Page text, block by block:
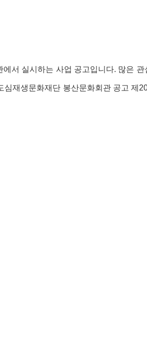
에서 실시하는 사업 공고입니다. 많은
심재생문화재단 봉산문화회관 공고 제